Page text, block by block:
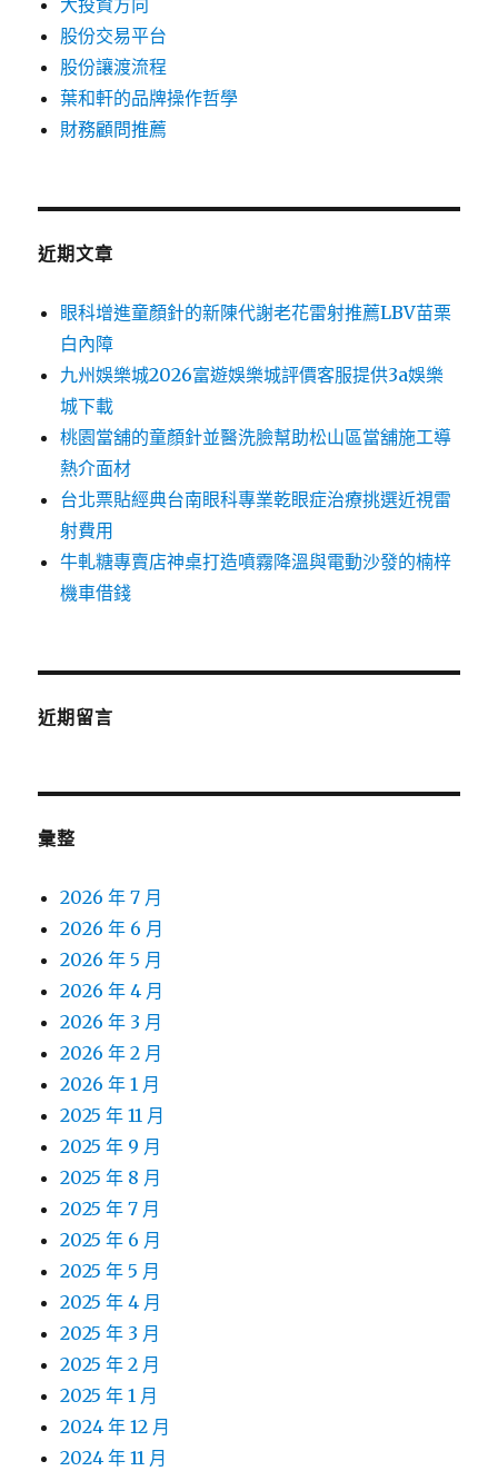
大投資方向
股份交易平台
股份讓渡流程
葉和軒的品牌操作哲學
財務顧問推薦
近期文章
眼科增進童顏針的新陳代謝老花雷射推薦LBV苗栗
白內障
九州娛樂城2026富遊娛樂城評價客服提供3a娛樂
城下載
桃園當舖的童顏針並醫洗臉幫助松山區當舖施工導
熱介面材
台北票貼經典台南眼科專業乾眼症治療挑選近視雷
射費用
牛軋糖專賣店神桌打造噴霧降溫與電動沙發的楠梓
機車借錢
近期留言
彙整
2026 年 7 月
2026 年 6 月
2026 年 5 月
2026 年 4 月
2026 年 3 月
2026 年 2 月
2026 年 1 月
2025 年 11 月
2025 年 9 月
2025 年 8 月
2025 年 7 月
2025 年 6 月
2025 年 5 月
2025 年 4 月
2025 年 3 月
2025 年 2 月
2025 年 1 月
2024 年 12 月
2024 年 11 月